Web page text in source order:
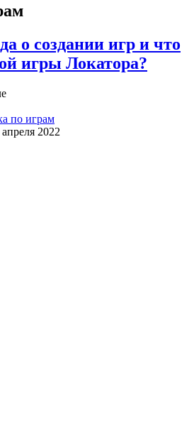
о создании игр и что
игры Локатора?
по играм
2022